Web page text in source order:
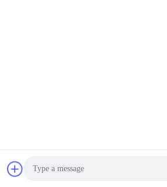
Wuhan Spico Machinery & Electronics